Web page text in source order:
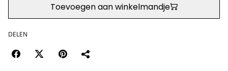
Toevoegen aan winkelmandje
DELEN